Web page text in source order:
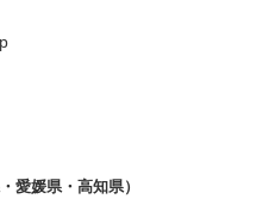
愛媛県・高知県）